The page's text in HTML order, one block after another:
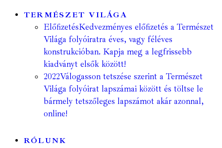
TERMÉSZET VILÁGA
ElőfizetésKedvezményes előfizetés a Természet
Világa folyóiratra éves, vagy féléves
konstrukcióban. Kapja meg a legfrissebb
kiadványt elsők között!
2022Válogasson tetszése szerint a Természet
Világa folyóirat lapszámai között és töltse le
bármely tetszőleges lapszámot akár azonnal,
online!
RÓLUNK